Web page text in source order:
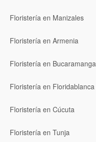
Floristería en Manizales
Floristería en Armenia
Floristería en Bucaramanga
Floristería en Floridablanca
Floristería en Cúcuta
Floristería en Tunja